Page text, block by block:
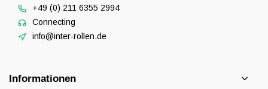
+49 (0) 211 6355 2994
Connecting
info@inter-rollen.de
Informationen